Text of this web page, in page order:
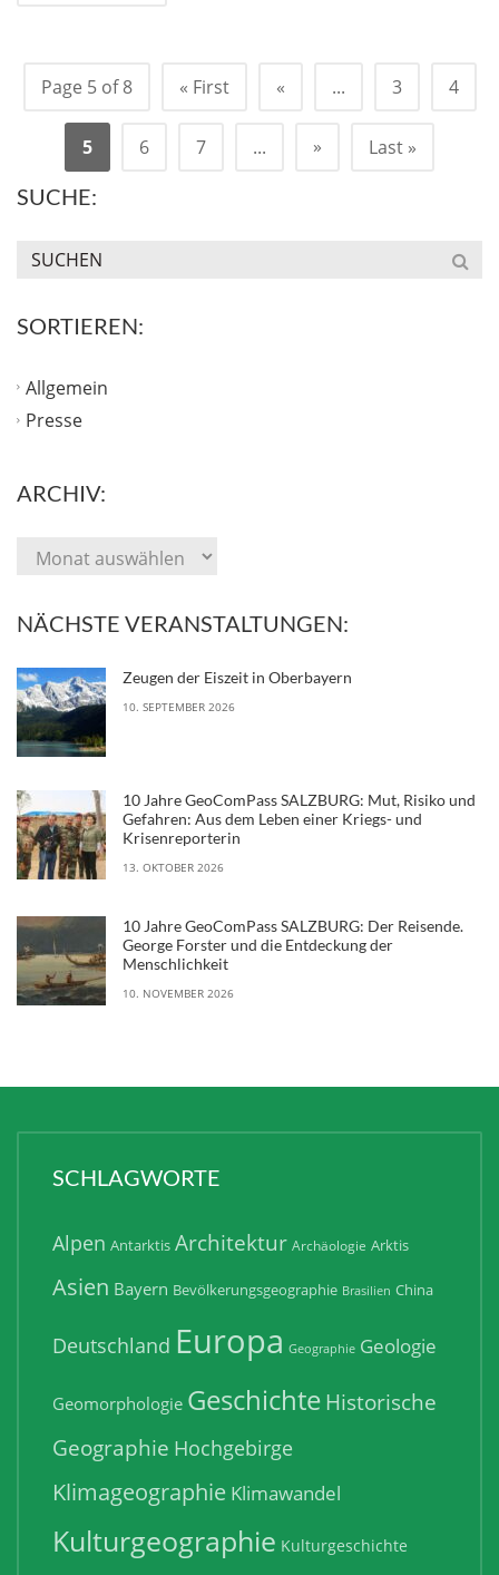
Page 5 of 8 « First « ... 3 4
5 6 7 ... » Last »
SUCHE:
SORTIEREN:
Allgemein
Presse
ARCHIV:
NÄCHSTE VERANSTALTUNGEN:
Zeugen der Eiszeit in Oberbayern
10. SEPTEMBER 2026
10 Jahre GeoComPass SALZBURG: Mut, Risiko und
Gefahren: Aus dem Leben einer Kriegs- und
Krisenreporterin
13. OKTOBER 2026
10 Jahre GeoComPass SALZBURG: Der Reisende.
George Forster und die Entdeckung der
Menschlichkeit
10. NOVEMBER 2026
SCHLAGWORTE
Alpen Antarktis Architektur Archäologie Arktis
Asien Bayern Bevölkerungsgeographie Brasilien China
Deutschland Europa Geographie Geologie
Geomorphologie GeschichteHistorische
Geographie Hochgebirge
Klimageographie Klimawandel
Kulturgeographie Kulturgeschichte